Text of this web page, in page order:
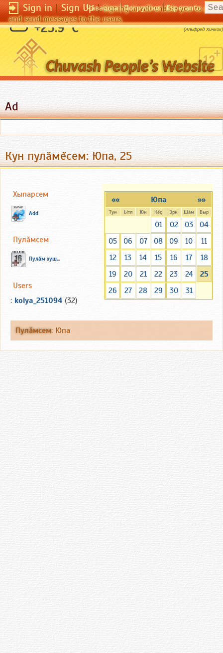
Sign in|Sign Up|Signing in will enable you to post
and send messages to the users.
Чӑвашла По-русски Esperanto
+23.9 °C Я не против полиции, я просто боюсь ее.
(Альфред Хичкок)
Ad
Кун пулăмĕсем: Юпа, 25
»»
«« Юпа
Тун Ытл Юн Кĕç Эрн Шăм Выр
01 02 03
04
05
06 07 08 09 10
11
12
13 14 15 16 17
18
19
20 21 22 23 24
25
26
27 28 29 30 31
Хыпарсем
Add
Пулăмсем
Пулăм хуш...
Users
: kolya_251094 (32)
Пулăмсем: Юпа